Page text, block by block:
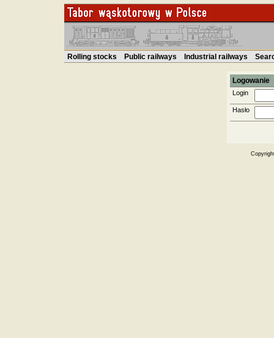
Rolling stocks Public railways Industrial railways
Logowanie
Login
Hasło